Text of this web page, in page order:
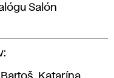
Salón